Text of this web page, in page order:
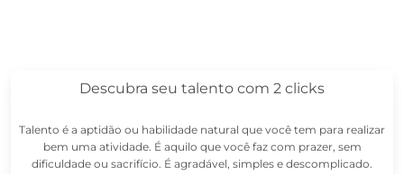
Descubra seu talento com 2 clicks
Talento é a aptidão ou habilidade natural que você tem para realizar
bem uma atividade. É aquilo que você faz com prazer, sem
dificuldade ou sacrifício. É agradável, simples e descomplicado.